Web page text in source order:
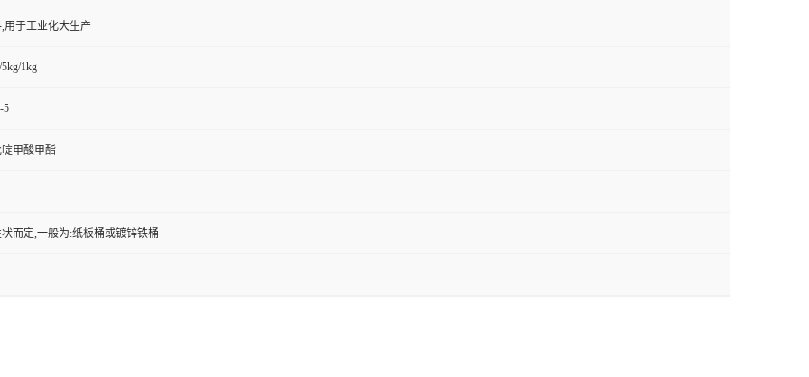
用于工业化大生产
1kg
5
甲酸甲酯
而定,一般为:纸板桶或镀锌铁桶